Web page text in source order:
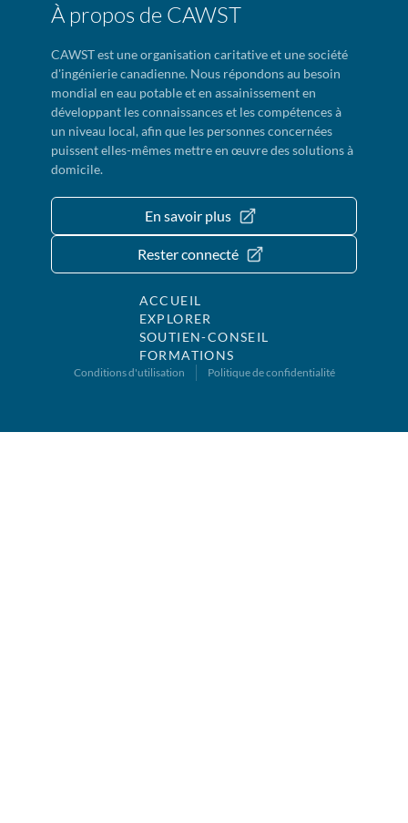
À propos de CAWST
CAWST est une organisation caritative et une société
d'ingénierie canadienne. Nous répondons au besoin
mondial en eau potable et en assainissement en
développant les connaissances et les compétences à
un niveau local, afin que les personnes concernées
puissent elles-mêmes mettre en œuvre des solutions à
domicile.
En savoir plus
Rester connecté
ACCUEIL
EXPLORER
SOUTIEN-CONSEIL
FORMATIONS
Conditions d'utilisation Politique de confidentialité